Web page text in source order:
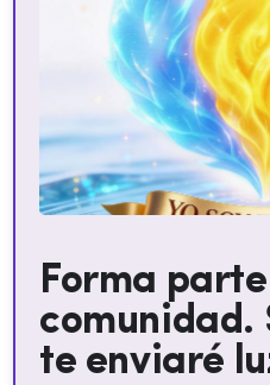
Forma
comunidad.
te enviaré